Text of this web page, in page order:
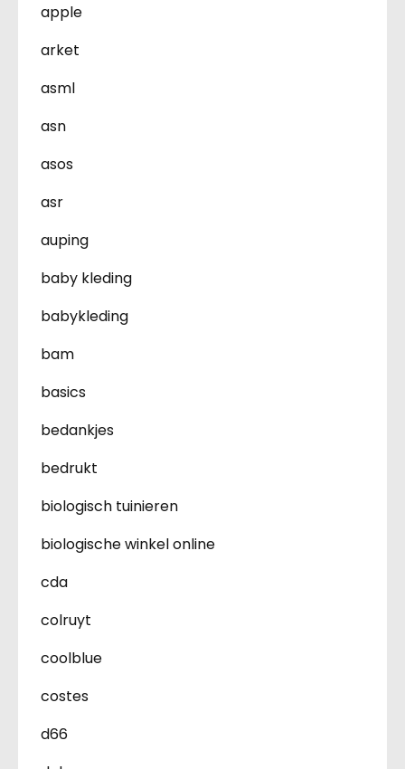
apple
arket
asml
asn
asos
asr
auping
baby kleding
babykleding
bam
basics
bedankjes
bedrukt
biologisch tuinieren
biologische winkel online
cda
colruyt
coolblue
costes
d66